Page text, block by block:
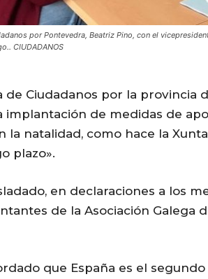
por Pontevedra, Beatriz Pino, con el
CIUDADANOS
de Ciudadanos por la provincia
implantación de medidas de
la natalidad, como hace la
plazo».
en declaraciones a los
de la Asociación Galega
que España es el